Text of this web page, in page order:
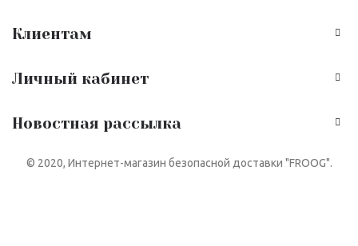
Клиентам
Личный кабинет
Новостная рассылка
© 2020, Интернет-магазин безопасной доставки "FROOG".